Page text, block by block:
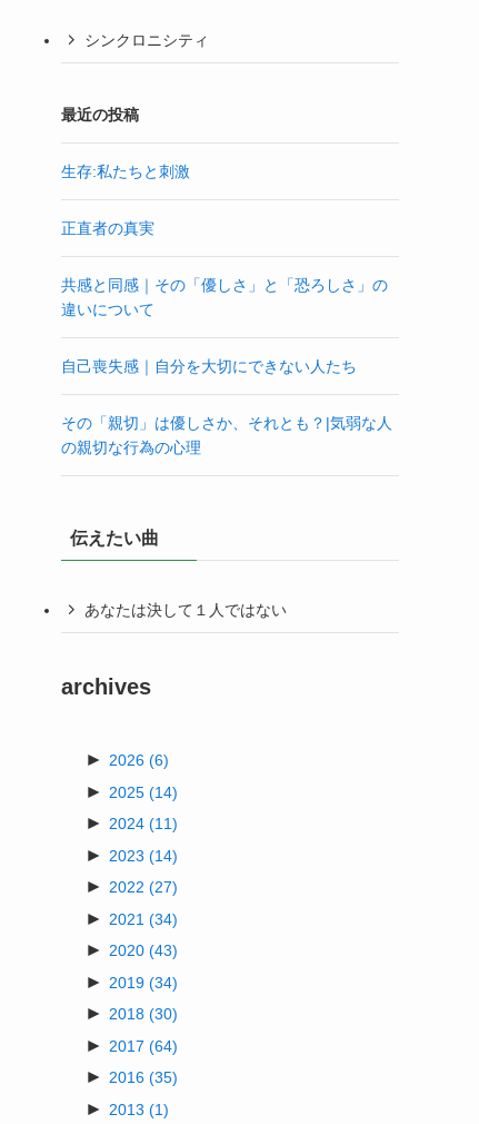
シンクロニシティ
最近の投稿
生存:私たちと刺激
正直者の真実
共感と同感｜その「優しさ」と「恐ろしさ」の
違いについて
自己喪失感｜自分を大切にできない人たち
その「親切」は優しさか、それとも？|気弱な人
の親切な行為の心理
伝えたい曲
あなたは決して１人ではない
archives
► 2026 (6)
► 2025 (14)
► 2024 (11)
► 2023 (14)
► 2022 (27)
► 2021 (34)
► 2020 (43)
► 2019 (34)
► 2018 (30)
► 2017 (64)
► 2016 (35)
► 2013 (1)